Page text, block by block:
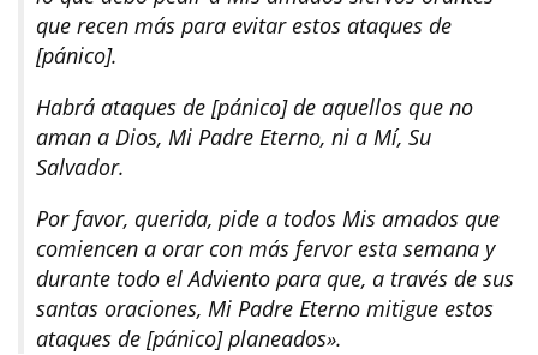
que recen más para evitar estos ataques de
[pánico].
Habrá ataques de [pánico] de aquellos que no
aman a Dios, Mi Padre Eterno, ni a Mí, Su
Salvador.
Por favor, querida, pide a todos Mis amados que
comiencen a orar con más fervor esta semana y
durante todo el Adviento para que, a través de sus
santas oraciones, Mi Padre Eterno mitigue estos
ataques de [pánico] planeados».